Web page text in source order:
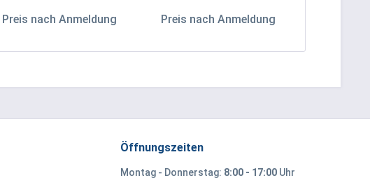
Preis nach Anmeldung Preis nach Anmeldung
Öffnungszeiten
Montag - Donnerstag: 8:00 - 17:00 Uhr